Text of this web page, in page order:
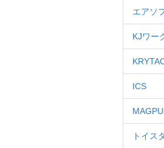
エアソ
KJワー
ICS
トイス